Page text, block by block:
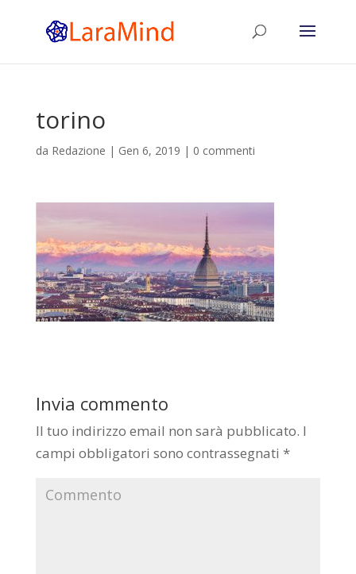
torino
da Redazione | Gen 6, 2019 | 0 commenti
Invia commento
Il tuo indirizzo email non sarà pubblicato. I
campi obbligatori sono contrassegnati *